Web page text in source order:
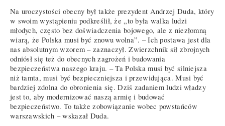
Na uroczystości obecny był także prezydent Andrzej Duda, który
w swoim wystąpieniu podkreślił, że „to była walka ludzi
młodych, często bez doświadczenia bojowego, ale z niezłomną
wiarą, że Polska musi być znowu wolna”. – Ich postawa jest dla
nas absolutnym wzorem – zaznaczył. Zwierzchnik sił zbrojnych
odniósł się też do obecnych zagrożeń i budowania
bezpieczeństwa naszego kraju. – Ta Polska musi być silniejsza
niż tamta, musi być bezpieczniejsza i przewidująca. Musi być
bardziej zdolna do obronienia się. Dziś zadaniem ludzi władzy
jest to, aby modernizować naszą armię i budować
bezpieczeństwo. To także zobowiązanie wobec powstańców
warszawskich – wskazał Duda.